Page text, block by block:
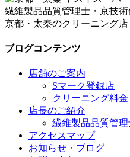
繊維製品品質管理士・京技
京都・太秦のクリーニング
ブログコンテンツ
店舗のご案内
Sマーク登録店
クリーニング料金
店長のご紹介
繊維製品品質管理
アクセスマップ
お知らせ・ブログ